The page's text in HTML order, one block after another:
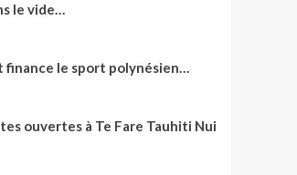
le vide…
finance le sport polynésien…
ouvertes à Te Fare Tauhiti Nui